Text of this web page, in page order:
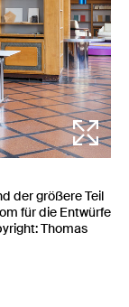
der größere Teil
für die Entwürfe
Thomas